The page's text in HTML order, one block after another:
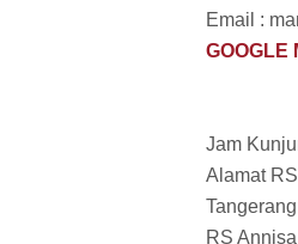
Email :
GOOGLE
Jam
Alamat
RS